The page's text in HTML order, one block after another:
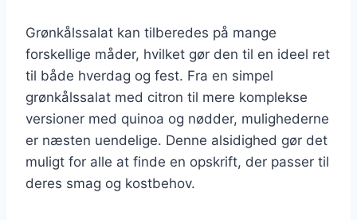
Grønkålssalat kan tilberedes på mange
forskellige måder, hvilket gør den til en ideel ret
til både hverdag og fest. Fra en simpel
grønkålssalat med citron til mere komplekse
versioner med quinoa og nødder, mulighederne
er næsten uendelige. Denne alsidighed gør det
muligt for alle at finde en opskrift, der passer til
deres smag og kostbehov.